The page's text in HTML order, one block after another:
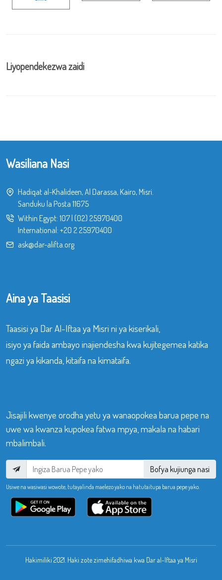
Liyopendekezwa zaidi
Wasiliana Nasi
Hadiqat al-Khalideen, Al Darassa, Kairo, Misri.
Sanduku la Posta 11675
Within Egypt: 107| (02) 25970400
International: +20 2 25970400
ask@dar-alifta.org
Aina ya Taasisi
Taasisi ya Dar Al-Iftaa ya Misri ni ya kiserikali,
isiyo ya faida ambayo inajiendesha kwa kujitegemea katika
ngazi ya kikanda, kitaifa na kimataifa.
Jisajili kwenye orodha yetu ya wanaopokea barua pepe na
uwe wa kwanza kupokea fatwa mpya, makala na habari
mbalimbali.
Bofya kujiunga nasi
Usiwe na wasiwasi wowote, tutayalinda maelezo yako na hatutaitupa barua pepe yako.
Hakimiliki 2021. Haki zote zimehifadhiwa kwa Dar al-Iftaa ya Misri